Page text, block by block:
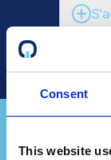
Consent
This website